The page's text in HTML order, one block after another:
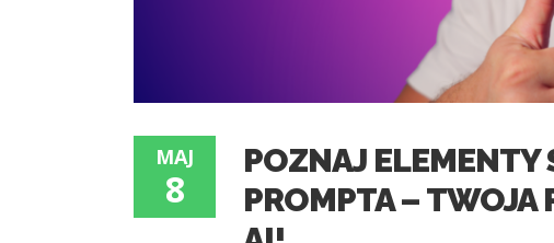
MAJ
8
POZNAJ ELEMENTY
PROMPTA – TWOJA